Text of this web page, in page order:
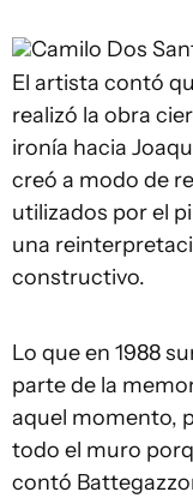
Camilo Dos
El artista contó
realizó la obra
ironía hacia
creó a modo de
utilizados por el
una
constructivo.
Lo que en 1988
parte de la
aquel momento,
todo el muro
contó